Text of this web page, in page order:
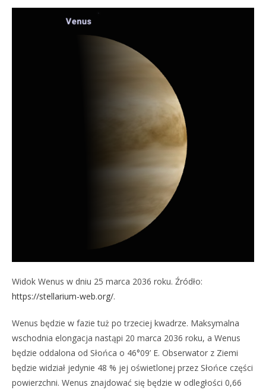
Widok Wenus w dniu 25 marca 2036 roku. Źródło:
https://stellarium-web.org/.
Wenus będzie w fazie tuż po trzeciej kwadrze. Maksymalna
wschodnia elongacja nastąpi 20 marca 2036 roku, a Wenus
będzie oddalona od Słońca o 46°09’ E. Obserwator z Ziemi
będzie widział jedynie 48 % jej oświetlonej przez Słońce części
powierzchni. Wenus znajdować się będzie w odległości 0,66